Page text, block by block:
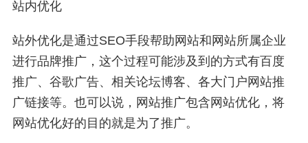
站内优化
站外优化是通过SEO手段帮助网站和网站所属企业
进行品牌推广，这个过程可能涉及到的方式有百度
推广、谷歌广告、相关论坛博客、各大门户网站推
广链接等。也可以说，网站推广包含网站优化，将
网站优化好的目的就是为了推广。